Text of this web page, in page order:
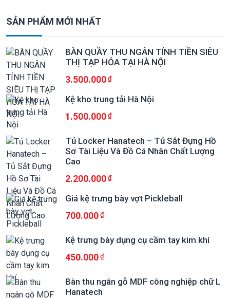
SẢN PHẨM MỚI NHẤT
BÀN QUẦY THU NGÂN TÍNH TIỀN SIÊU
THỊ TẠP HÓA TẠI HÀ NỘI
3.500.000
Kệ kho trung tải Hà Nội
1.500.000
Tủ Locker Hanatech – Tủ Sắt Đựng Hồ
Sơ Tài Liệu Và Đồ Cá Nhân Chất Lượng
Cao
2.200.000
Giá kệ trưng bày vợt Pickleball
700.000
Kệ trưng bày dụng cụ cầm tay kim khí
450.000
Bàn thu ngân gỗ MDF công nghiệp chữ L
Hanatech